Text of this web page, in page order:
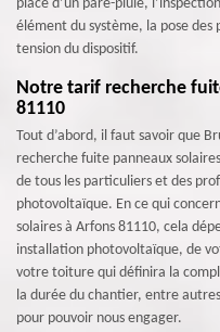
place d’un pare-pluie,
élément du système, la pose des
tension du dispositif.
Notre tarif recherche
81110
Tout d’abord, il faut savoir que
recherche fuite panneaux
de tous les particuliers et des
photovoltaïque. En ce qui
solaires à Arfons 81110, cela
installation photovoltaïque, de
votre toiture qui définira la
la durée du chantier, entre
pour pouvoir nous engager.